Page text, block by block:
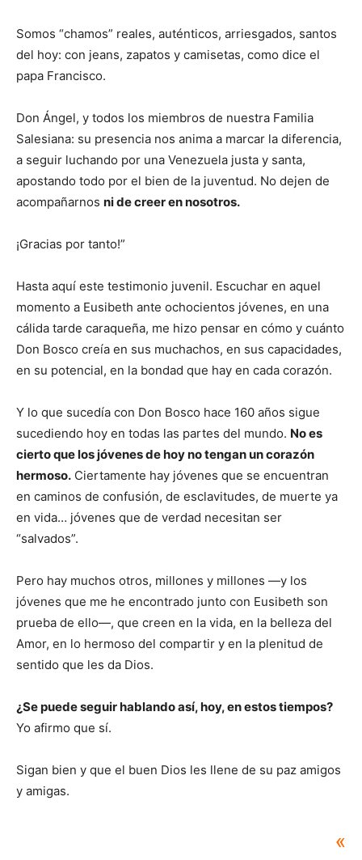
Somos “chamos” reales, auténticos, arriesgados, santos
del hoy: con jeans, zapatos y camisetas, como dice el
papa Francisco.
Don Ángel, y todos los miembros de nuestra Familia
Salesiana: su presencia nos anima a marcar la diferencia,
a seguir luchando por una Venezuela justa y santa,
apostando todo por el bien de la juventud. No dejen de
acompañarnos ni de creer en nosotros.
¡Gracias por tanto!”
Hasta aquí este testimonio juvenil. Escuchar en aquel
momento a Eusibeth ante ochocientos jóvenes, en una
cálida tarde caraqueña, me hizo pensar en cómo y cuánto
Don Bosco creía en sus muchachos, en sus capacidades,
en su potencial, en la bondad que hay en cada corazón.
Y lo que sucedía con Don Bosco hace 160 años sigue
sucediendo hoy en todas las partes del mundo. No es
cierto que los jóvenes de hoy no tengan un corazón
hermoso. Ciertamente hay jóvenes que se encuentran
en caminos de confusión, de esclavitudes, de muerte ya
en vida… jóvenes que de verdad necesitan ser
“salvados”.
Pero hay muchos otros, millones y millones —y los
jóvenes que me he encontrado junto con Eusibeth son
prueba de ello—, que creen en la vida, en la belleza del
Amor, en lo hermoso del compartir y en la plenitud de
sentido que les da Dios.
¿Se puede seguir hablando así, hoy, en estos tiempos?
Yo afirmo que sí.
Sigan bien y que el buen Dios les llene de su paz amigos
y amigas.
«